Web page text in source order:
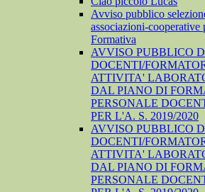
Avviso pubblico
associazioni-cooperative
Formativa
AVVISO PUBBLICO
DOCENTI/
ATTIVITA'
DAL PIANO DI
PERSONALE
PER L'A. S. 2019/2020
AVVISO PUBBLICO
DOCENTI/
ATTIVITA'
DAL PIANO DI
PERSONALE